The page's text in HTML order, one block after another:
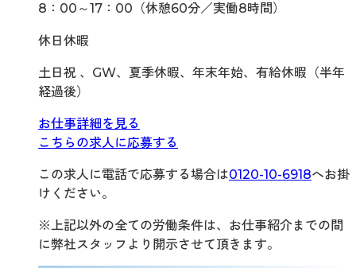
8：00～17：00（休憩60分／実働8時間）
休日休暇
土日祝 、GW、夏季休暇、年末年始、有給休暇（半年
経過後）
お仕事詳細を見る
こちらの求人に応募する
この求人に電話で応募する場合は0120-10-6918へお掛
けください。
※上記以外の全ての労働条件は、お仕事紹介までの間
に弊社スタッフより開示させて頂きます。